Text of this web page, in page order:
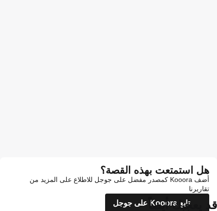
هل استمتعت بهذه القصة؟
أضف Kooora كمصدر مفضل على جوجل للاطلاع على المزيد من
تقاريرنا
تابع Kooora على جوجل
قد يعجبك أيضاً